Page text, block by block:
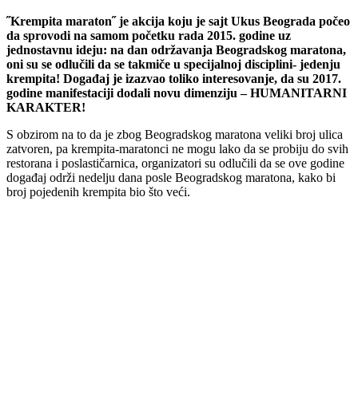
˝Krempita maraton˝ je akcija koju je sajt Ukus Beograda počeo
da sprovodi na samom početku rada 2015. godine uz
jednostavnu ideju: na dan održavanja Beogradskog maratona,
oni su se odlučili da se takmiče u specijalnoj disciplini- jedenju
krempita! Događaj je izazvao toliko interesovanje, da su 2017.
godine manifestaciji dodali novu dimenziju – HUMANITARNI
KARAKTER!
S obzirom na to da je zbog Beogradskog maratona veliki broj ulica
zatvoren, pa krempita-maratonci ne mogu lako da se probiju do svih
restorana i poslastičarnica, organizatori su odlučili da se ove godine
događaj održi nedelju dana posle Beogradskog maratona, kako bi
broj pojedenih krempita bio što veći.